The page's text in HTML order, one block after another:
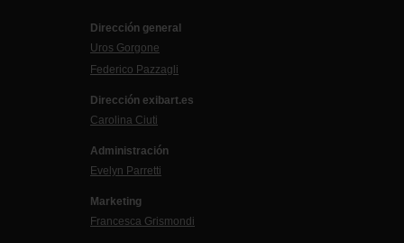
Dirección general
Uros Gorgone
Federico Pazzagli
Dirección exibart.es
Carolina Ciuti
Administración
Evelyn Parretti
Marketing
Francesca Grismondi